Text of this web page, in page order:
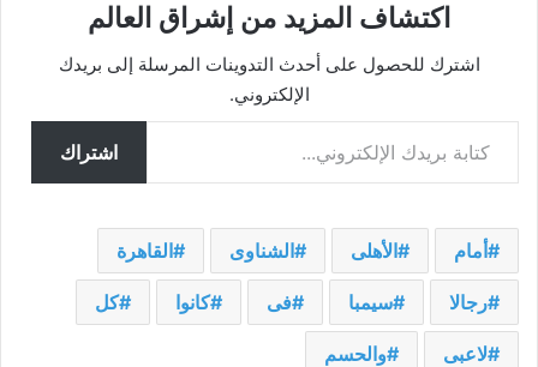
اكتشاف المزيد من إشراق العالم
اشترك للحصول على أحدث التدوينات المرسلة إلى بريدك
الإلكتروني.
كتابة بريدك الإلكتروني...
اشتراك
أمام الأهلى الشناوى القاهرة
رجالا سيمبا فى كانوا كل
لاعبى والحسم